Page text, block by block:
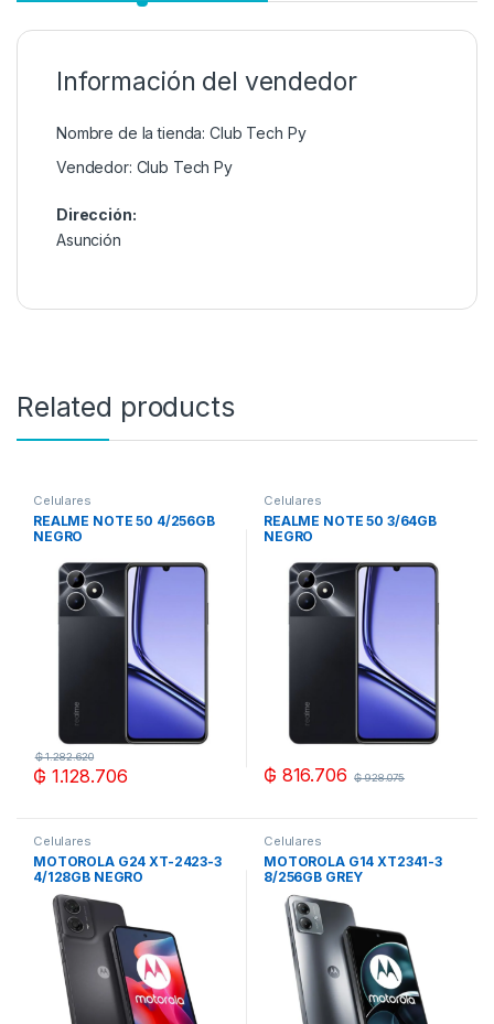
Información del vendedor
Nombre de la tienda: Club Tech Py
Vendedor: Club Tech Py
Dirección:
Asunción
Related products
Celulares
REALME NOTE 50 4/256GB
NEGRO
₲ 1.128.706
₲1.282.620
Celulares
REALME NOTE 50 3/64GB
NEGRO
₲ 816.706 ₲928.075
Celulares
MOTOROLA G24 XT-2423-3
4/128GB NEGRO
Celulares
MOTOROLA G14 XT2341-3
8/256GB GREY